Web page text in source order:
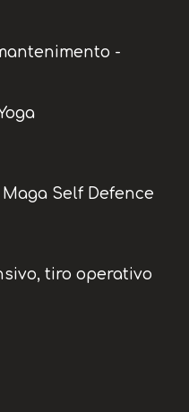
-
Self Defence
tiro operativo